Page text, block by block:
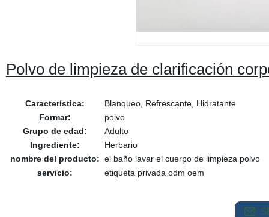
Polvo de limpieza de clarificación
Característica:
Blanqueo, Refrescante, Hidratante
Formar:
polvo
Grupo de edad:
Adulto
Ingrediente:
Herbario
nombre del producto: el baño lavar el cuerpo de limpieza polvo
servicio:
etiqueta privada odm oem